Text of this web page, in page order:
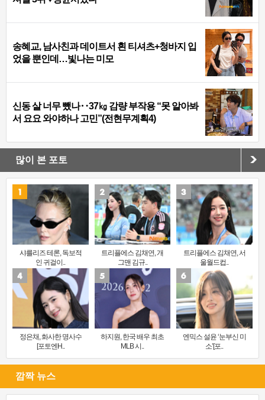
송혜교, 남사친과 데이트서 흰 티셔츠+청바지 입
었을 뿐인데…빛나는 미모
신동 살 너무 뺐나‥37㎏ 감량 부작용 “못 알아봐
서 요요 와야하나 고민”(전현무계획4)
많이 본 포토
샤를리즈 테론, 독보적
인 귀걸이..
트리플에스 김채연, 개
그맨 김규..
트리플에스 김채연, 서
울월드컵..
정은채, 화사한 명사수
[포토엔H..
하지원, 한국 배우 최초
MLB 시..
엔믹스 설윤 ‘눈부신 미
소’[포..
깜짝 뉴스